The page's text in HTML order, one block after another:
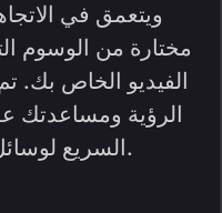
ويتعمق في
مختارة من الوسوم
الفيديو الخاص بك.
الرؤية ومساعدتك
السريع لوسائل التواصل الاجتماعي.